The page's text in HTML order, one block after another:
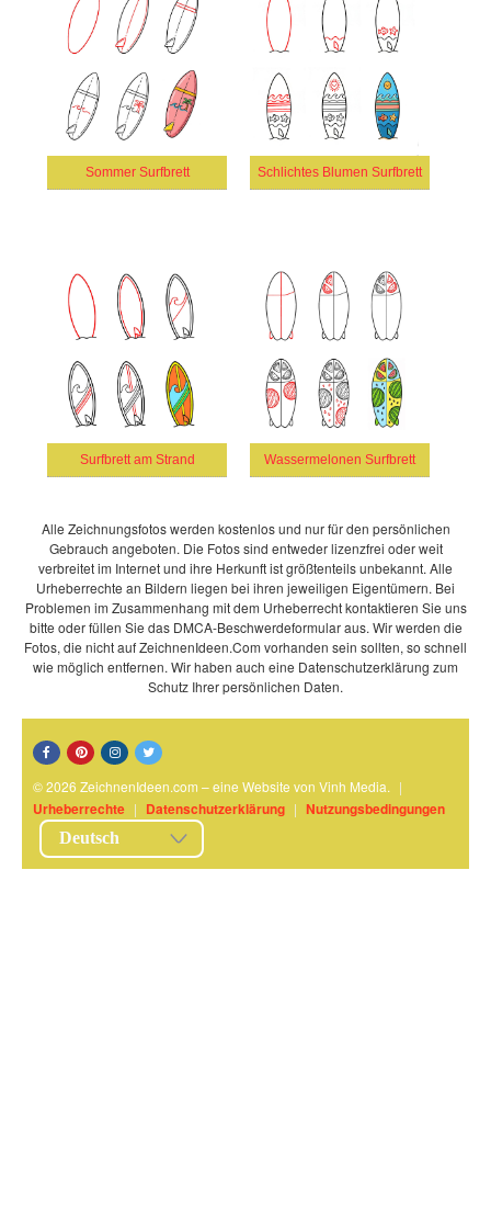
Sommer Surfbrett Schlichtes Blumen Surfbrett
Surfbrett am Strand Wassermelonen Surfbrett
Alle Zeichnungsfotos werden kostenlos und nur für den persönlichen
Gebrauch angeboten. Die Fotos sind entweder lizenzfrei oder weit
verbreitet im Internet und ihre Herkunft ist größtenteils unbekannt. Alle
Urheberrechte an Bildern liegen bei ihren jeweiligen Eigentümern. Bei
Problemen im Zusammenhang mit dem Urheberrecht kontaktieren Sie uns
bitte oder füllen Sie das DMCA-Beschwerdeformular aus. Wir werden die
Fotos, die nicht auf ZeichnenIdeen.Com vorhanden sein sollten, so schnell
wie möglich entfernen. Wir haben auch eine Datenschutzerklärung zum
Schutz Ihrer persönlichen Daten.
© 2026 ZeichnenIdeen.com – eine Website von Vinh Media. |
Urheberrechte | Datenschutzerklärung | Nutzungsbedingungen
Deutsch